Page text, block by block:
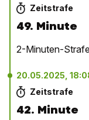
Zeitstrafe
49. Minute
2-Minuten-
20.05.2025,
Zeitstrafe
42. Minute